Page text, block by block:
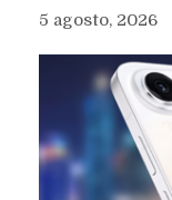
5 agosto, 2026